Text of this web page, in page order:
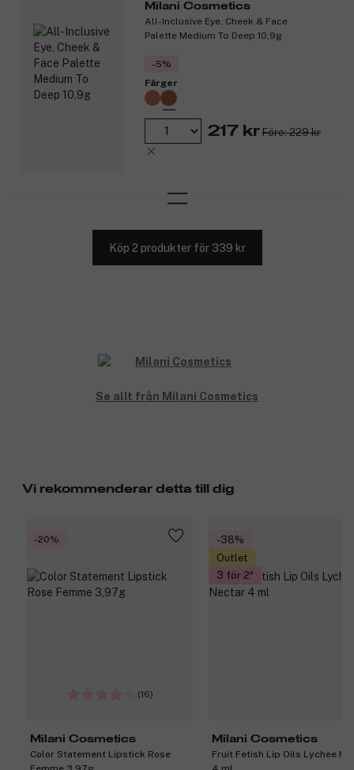
Milani Cosmetics
All-Inclusive Eye, Cheek & Face
Palette Medium To Deep 10,9g
-5%
Färger
217 kr Före: 229 kr
Köp 2 produkter för 339 kr
Se allt från Milani Cosmetics
Vi rekommenderar detta till dig
-20%
(16)
Milani Cosmetics
Color Statement Lipstick Rose
-38%
Outlet
3 för 2
Milani Cosmetics
Fruit Fetish Lip Oils Lychee